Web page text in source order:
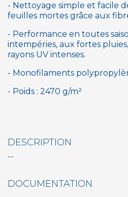
- Nettoyage simple et facile
feuilles mortes grâce aux
- Performance en toutes
intempéries, aux fortes
rayons UV intenses.
- Monofilaments
- Poids : 2470 g/m²
DESCRIPTION
--
DOCUMENTATION